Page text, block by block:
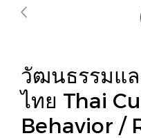
วัฒนธรรมแ
ไทย Thai
Behavior /